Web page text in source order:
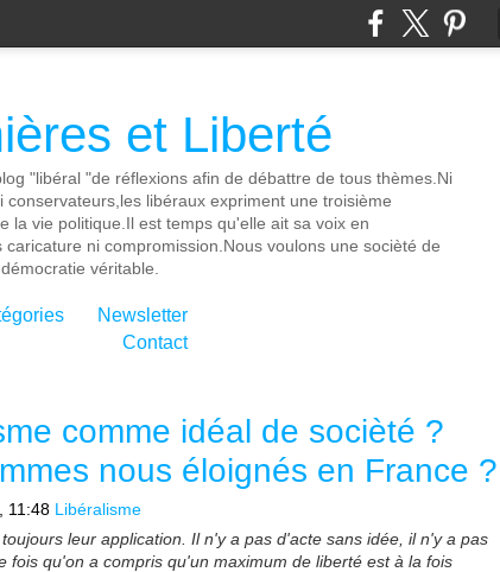
et Liberté
"libéral "de réflexions afin de débattre de tous thèmes.Ni
conservateurs,les libéraux expriment une troisième
la vie politique.Il est temps qu'elle ait sa voix en
caricature ni compromission.Nous voulons une socièté de
véritable.
Newsletter
Contact
comme idéal de socièté ?
nous éloignés en France ?
11:48 Libéralisme
leur application. Il n'y a pas d'acte sans idée, il n'y a pas
fois qu'on a compris qu'un maximum de liberté est à la fois